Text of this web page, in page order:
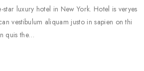
luxury hotel in New York. Hotel is veryes
vestibulum aliquam justo in sapien on thi
quis the…